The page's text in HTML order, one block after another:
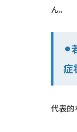
ん。
⚫︎
症
代表的